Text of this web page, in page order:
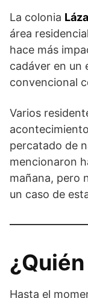
La colonia
área
hace más
cadáver en un
convencional
Varios
percatado de
mencionaron
mañana, pero
un caso de
Hasta el